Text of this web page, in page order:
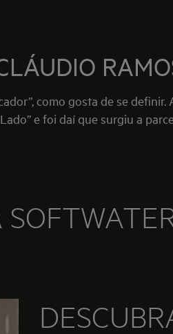
como gosta de se definir.
e foi daí que surgiu a